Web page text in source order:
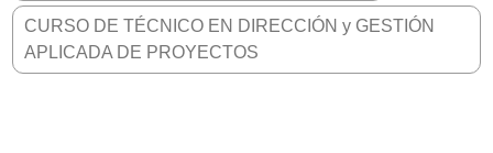
CURSO DE TÉCNICO EN DIRECCIÓN y GESTIÓN
APLICADA DE PROYECTOS